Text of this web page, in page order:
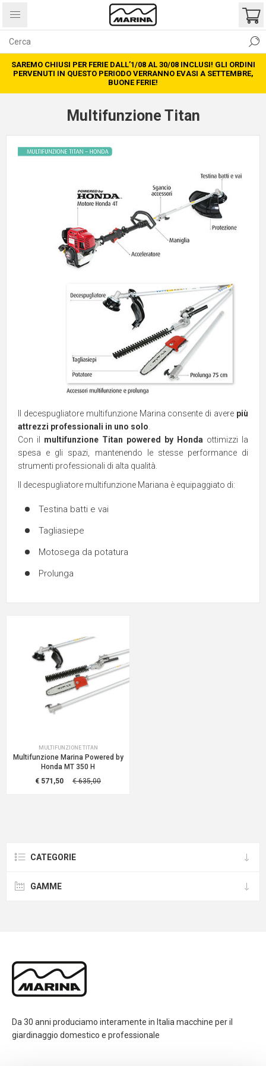
SAREMO CHIUSI PER FERIE DALL’1/08 AL 30/08 INCLUSI! GLI ORDINI
PERVENUTI IN QUESTO PERIODO VERRANNO EVASI A SETTEMBRE,
BUONE FERIE!
Multifunzione Titan
Il decespugliatore multifunzione Marina consente di avere più
attrezzi professionali in uno solo.
Con il multifunzione Titan powered by Honda ottimizzi la
spesa e gli spazi, mantenendo le stesse performance di
strumenti professionali di alta qualità.
Il decespugliatore multifunzione Mariana è equipaggiato di:
Testina batti e vai
Tagliasiepe
Motosega da potatura
Prolunga
MULTIFUNZIONE TITAN
Multifunzione Marina Powered by
Honda MT 350 H
€ 571,50
€ 635,00
CATEGORIE
GAMME
Da 30 anni produciamo interamente in Italia macchine per il
giardinaggio domestico e professionale